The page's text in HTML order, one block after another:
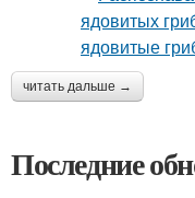
читать дальше →
Последние